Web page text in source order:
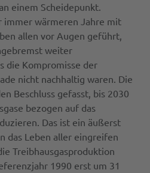
einem Scheidepunkt.
immer wärmeren Jahre mit
allen vor Augen geführt,
weiter
die Kompromisse der
nicht nachhaltig waren. Die
Beschluss gefasst, bis 2030
bezogen auf das
Das ist ein äußerst
das Leben aller eingreifen
Treibhausgasproduktion
1990 erst um 31